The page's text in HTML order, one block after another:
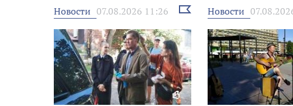
Новости 07.08.2026 11:26
Выбрать
новость
Новости